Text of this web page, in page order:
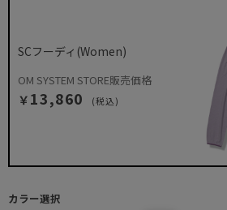
SCフーディ(Women)
OM SYSTEM STORE販売価格
￥13,860 (税込)
カラー選択